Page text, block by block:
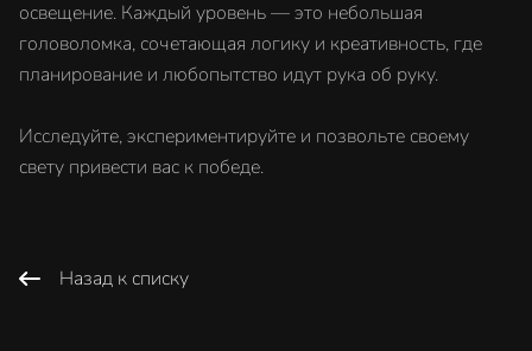
освещение. Каждый уровень — это небольшая
головоломка, сочетающая логику и креативность, где
планирование и любопытство идут рука об руку.
Исследуйте, экспериментируйте и позвольте своему
свету привести вас к победе.
Назад к списку